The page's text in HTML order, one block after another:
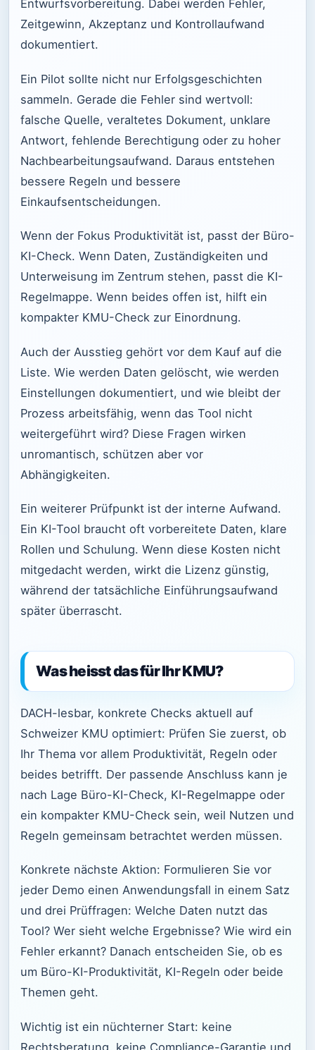
Entwurfsvorbereitung. Dabei werden Fehler,
Zeitgewinn, Akzeptanz und Kontrollaufwand
dokumentiert.
Ein Pilot sollte nicht nur Erfolgsgeschichten
sammeln. Gerade die Fehler sind wertvoll:
falsche Quelle, veraltetes Dokument, unklare
Antwort, fehlende Berechtigung oder zu hoher
Nachbearbeitungsaufwand. Daraus entstehen
bessere Regeln und bessere
Einkaufsentscheidungen.
Wenn der Fokus Produktivität ist, passt der Büro-
KI-Check. Wenn Daten, Zuständigkeiten und
Unterweisung im Zentrum stehen, passt die KI-
Regelmappe. Wenn beides offen ist, hilft ein
kompakter KMU-Check zur Einordnung.
Auch der Ausstieg gehört vor dem Kauf auf die
Liste. Wie werden Daten gelöscht, wie werden
Einstellungen dokumentiert, und wie bleibt der
Prozess arbeitsfähig, wenn das Tool nicht
weitergeführt wird? Diese Fragen wirken
unromantisch, schützen aber vor
Abhängigkeiten.
Ein weiterer Prüfpunkt ist der interne Aufwand.
Ein KI-Tool braucht oft vorbereitete Daten, klare
Rollen und Schulung. Wenn diese Kosten nicht
mitgedacht werden, wirkt die Lizenz günstig,
während der tatsächliche Einführungsaufwand
später überrascht.
Was heisst das für Ihr KMU?
DACH-lesbar, konkrete Checks aktuell auf
Schweizer KMU optimiert: Prüfen Sie zuerst, ob
Ihr Thema vor allem Produktivität, Regeln oder
beides betrifft. Der passende Anschluss kann je
nach Lage Büro-KI-Check, KI-Regelmappe oder
ein kompakter KMU-Check sein, weil Nutzen und
Regeln gemeinsam betrachtet werden müssen.
Konkrete nächste Aktion: Formulieren Sie vor
jeder Demo einen Anwendungsfall in einem Satz
und drei Prüffragen: Welche Daten nutzt das
Tool? Wer sieht welche Ergebnisse? Wie wird ein
Fehler erkannt? Danach entscheiden Sie, ob es
um Büro-KI-Produktivität, KI-Regeln oder beide
Themen geht.
Wichtig ist ein nüchterner Start: keine
Rechtsberatung, keine Compliance-Garantie und